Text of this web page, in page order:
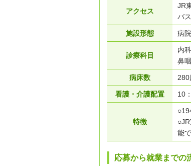
アクセス
JR
バ
施設形態 病院
診療科目
内
鼻
病床数 280
看護・介護配置 10
特徴
能
応募から就業までの